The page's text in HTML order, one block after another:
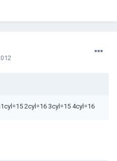
2cyl=16 3cyl=15 4cyl=16